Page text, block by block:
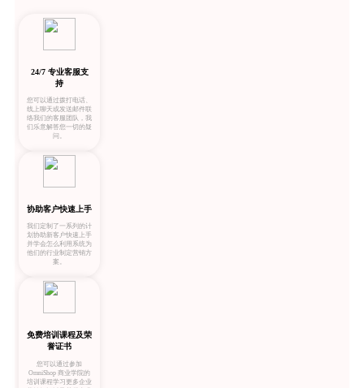
24/7 专业客服支
持
您可以通过拨打电话、
线上聊天或发送邮件联
络我们的客服团队，我
们乐意解答您一切的疑
问。
协助客户快速上手
我们定制了一系列的计
划协助新客户快速上手
并学会怎么利用系统为
他们的行业制定营销方
案。
免费培训课程及荣
誉证书
您可以通过参加
OmniShop 商业学院的
培训课程学习更多企业